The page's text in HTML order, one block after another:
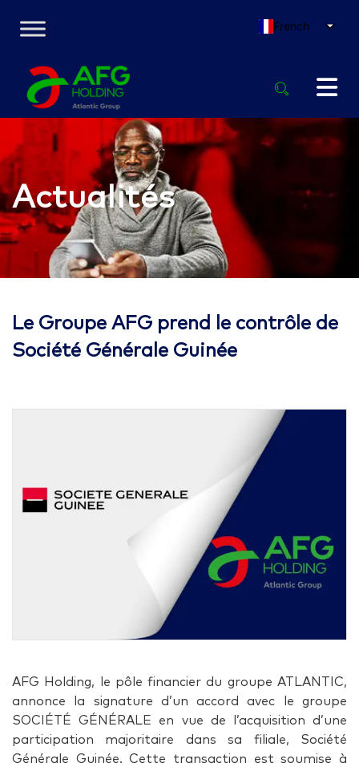
French
Actualités
Le Groupe AFG prend le contrôle de
Société Générale Guinée
AFG Holding, le pôle financier du groupe ATLANTIC,
annonce la signature d’un accord avec le groupe
SOCIÉTÉ GÉNÉRALE en vue de l’acquisition d’une
participation majoritaire dans sa filiale, Société
Générale Guinée. Cette transaction est soumise à